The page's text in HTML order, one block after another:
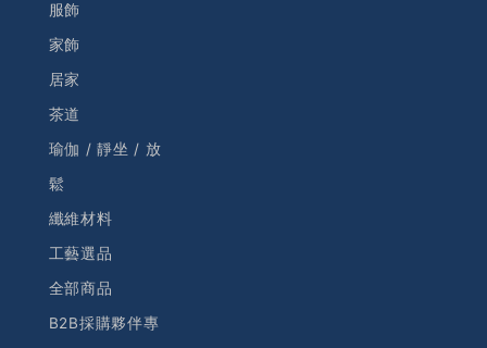
服飾
家飾
居家
茶道
瑜伽 / 靜坐 / 放
鬆
纖維材料
工藝選品
全部商品
B2B採購夥伴專